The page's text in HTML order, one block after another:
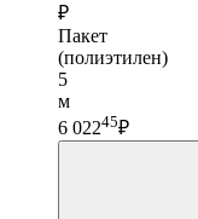
₽
Пакет
(полиэтилен)
5
м
6 02245₽